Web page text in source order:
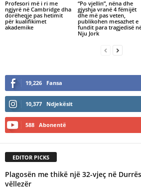
​Profesori më i ri me
ngjyrë në Cambridge dha
dorëheqje pas hetimit
për kualifikimet
akademike
“Po vjellin”, nëna dhe
gjyshja vranë 4 fëmijët
dhe më pas veten,
publikohen mesazhet e
fundit para tragjedisë
Nju Jork
19,226 Fansa
10,377 Ndjekësit
588 Abonentë
EDITOR PICKS
Plagosën me thikë një 32-vjeç në
vëllezër